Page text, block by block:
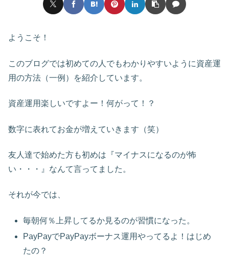
ようこそ！
このブログでは初めての人でもわかりやすいように資産運
用の方法（一例）を紹介しています。
資産運用楽しいですよー！何がって！？
数字に表れてお金が増えていきます（笑）
友人達で始めた方も初めは『マイナスになるのが怖
い・・・』なんて言ってました。
それが今では、
毎朝何％上昇してるか見るのが習慣になった。
PayPayでPayPayボーナス運用やってるよ！はじめ
たの？